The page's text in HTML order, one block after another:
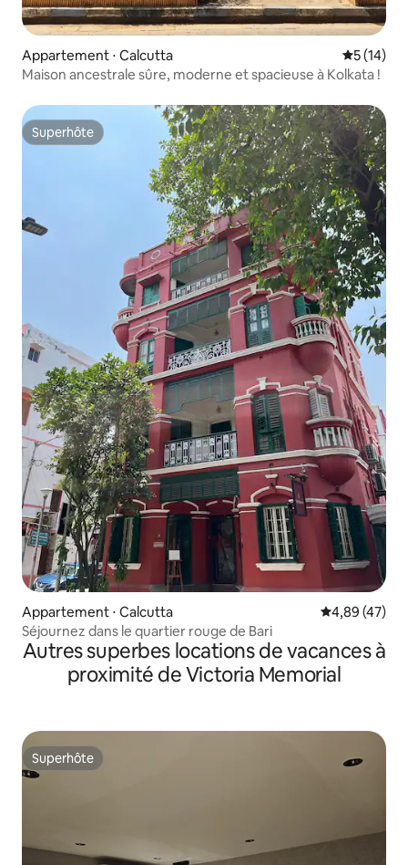
Appartement ⋅ Calcutta
5 (14)
Maison ancestrale sûre, moderne et spacieuse à Kolkata !
Superhôte
Superhôte
Appartement ⋅ Calcutta Évaluation
4,89 (47)
Séjournez dans le quartier rouge de Bari
Autres superbes locations de vacances à
proximité de Victoria Memorial
Superhôte
Superhôte